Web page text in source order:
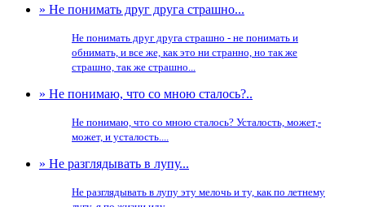
» Не понимать друг друга страшно...
Не понимать друг друга страшно - не понимать и
обнимать, и все же, как это ни странно, но так же
страшно, так же страшно...
» Не понимаю, что со мною сталось?..
Не понимаю, что со мною сталось? Усталость, может,-
может, и усталость....
» Не разглядывать в лупу...
Не разглядывать в лупу эту мелочь и ту, как по летнему